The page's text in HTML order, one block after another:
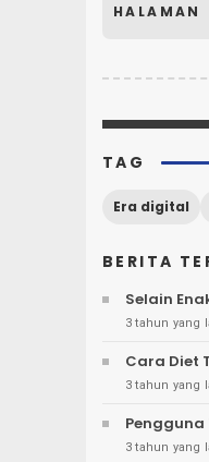
HALAMAN
TAG
Era digital
BERITA
Selain
3 tahun yang
Cara Diet
3 tahun yang
3 tahun yang